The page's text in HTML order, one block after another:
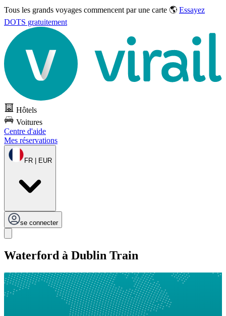
Tous les grands voyages commencent par une carte 🌎 Essayez
DOTS gratuitement
Hôtels
Voitures
Centre d'aide
Mes réservations
FR | EUR
se connecter
Waterford à Dublin Train